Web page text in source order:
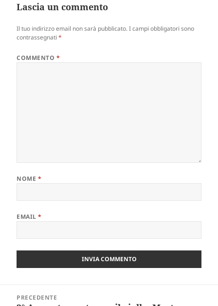
Lascia un commento
Il tuo indirizzo email non sarà pubblicato. I campi obbligatori sono
contrassegnati*
COMMENTO *
NOME *
EMAIL*
articoliPRECEDENTE